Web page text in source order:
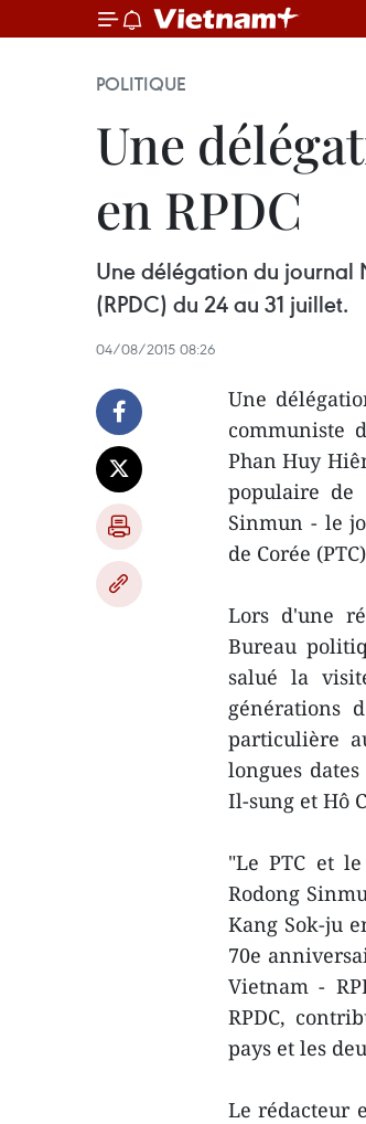
POLITIQUE
Une
en RPDC
Une délégation du journal
(RPDC) du 24 au 31 juillet.
04/08/2015 08:26
Une
communiste
Phan Huy
populaire de
Sinmun - le
de Corée
Lors d'une
Bureau
salué la
générations
particulière
longues
Il-sung et Hô
"Le PTC et
Rodong
Kang Sok-ju
70e
Vietnam -
RPDC,
pays et les
Le rédacteur